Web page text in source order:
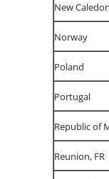
New
Norway
Poland
Portugal
Republic of
Reunion, FR